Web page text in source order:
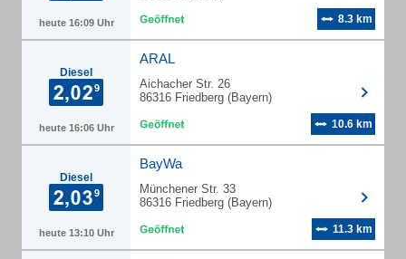
heute 16:09 Uhr 8.3 km
Diesel
heute 16:06 Uhr
ARAL
Aichacher Str. 26
86316 Friedberg (Bayern)
10.6 km
Diesel
heute 13:10 Uhr
BayWa
Münchener Str. 33
86316 Friedberg (Bayern)
11.3 km